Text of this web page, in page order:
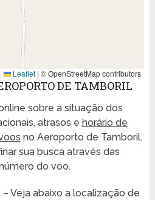
Leaflet | © OpenStreetMap contributors
DE TAMBORIL
sobre a situação dos
atrasos e horário de
no Aeroporto de Tamboril.
sua busca através das
do voo.
– Veja abaixo a localização de